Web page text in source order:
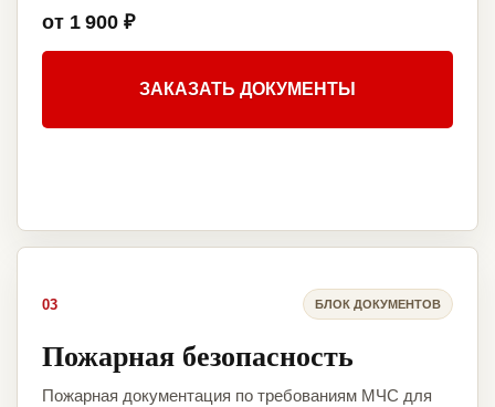
от 1 900 ₽
ЗАКАЗАТЬ ДОКУМЕНТЫ
03 БЛОК ДОКУМЕНТОВ
Пожарная безопасность
Пожарная документация по требованиям МЧС для